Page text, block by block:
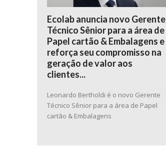
Ecolab anuncia novo Gerente
Técnico Sênior para a área de
Papel cartão & Embalagens e
reforça seu compromisso na
geração de valor aos
clientes...
Leonardo Bertholdi é o novo Gerente
Técnico Sênior para a área de Papel
cartão & Embalagens